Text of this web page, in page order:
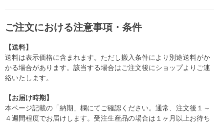
ご注文における注意事項・条件
【送料】
送料は表示価格に含まれます。ただし搬入条件により別途送料がか
かる場合があります。該当する場合はご注文後にショップよりご連
絡いたします。
【お届け時期】
本ページ記載の「納期」欄にてご確認ください。通常、注文後１～
４週間程度でお届けします。受注生産品の場合は１ヶ月以上お待ち